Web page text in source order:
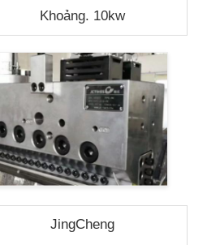
Khoảng. 10kw
JingCheng